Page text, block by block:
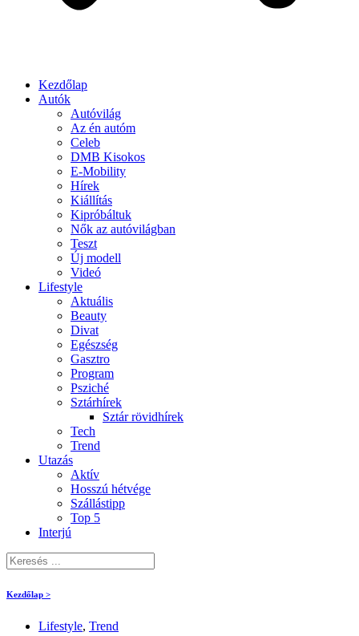
Kezdőlap
Autók
Autóvilág
Az én autóm
Celeb
DMB Kisokos
E-Mobility
Hírek
Kiállítás
Kipróbáltuk
Nők az autóvilágban
Teszt
Új modell
Videó
Lifestyle
Aktuális
Beauty
Divat
Egészség
Gasztro
Program
Psziché
Sztárhírek
Sztár rövidhírek
Tech
Trend
Utazás
Aktív
Hosszú hétvége
Szállástipp
Top 5
Interjú
Kezdőlap >
Lifestyle, Trend